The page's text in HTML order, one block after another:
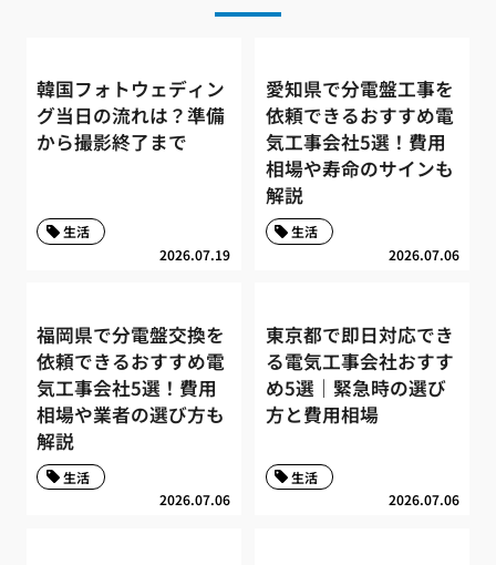
韓国フォトウェディン
グ当日の流れは？準備
から撮影終了まで
2026.07.19
生活
愛知県で分電盤工事を
依頼できるおすすめ電
気工事会社5選！費用
相場や寿命のサインも
解説
2026.07.06
生活
福岡県で分電盤交換を
依頼できるおすすめ電
気工事会社5選！費用
相場や業者の選び方も
解説
2026.07.06
生活
東京都で即日対応でき
る電気工事会社おすす
め5選｜緊急時の選び
方と費用相場
2026.07.06
生活